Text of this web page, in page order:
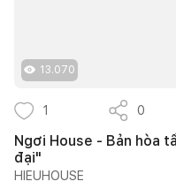
13.070
1 0
Ngơi House - Bản hòa
đại"
HIEUHOUSE